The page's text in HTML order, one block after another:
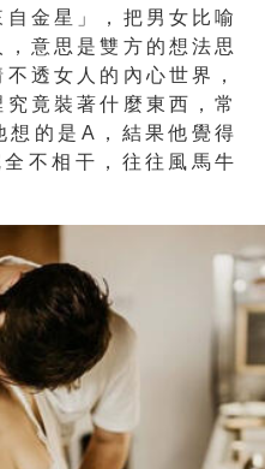
自金星」，把男女比喻
意思是雙方的想法思
透女人的內心世界，
竟裝著什麼東西，常
想的是A，結果他覺得
不相干，往往風馬牛